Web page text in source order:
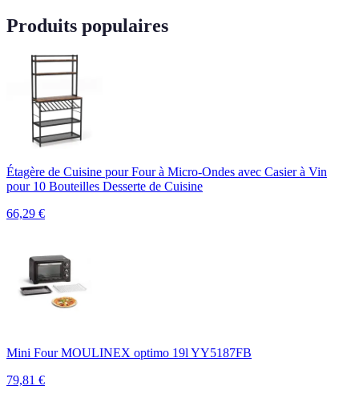
Produits populaires
Étagère de Cuisine pour Four à Micro-Ondes avec Casier à Vin
pour 10 Bouteilles Desserte de Cuisine
66,29 €
Mini Four MOULINEX optimo 19l YY5187FB
79,81 €